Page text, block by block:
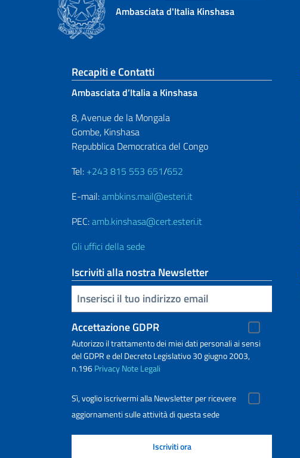
Ambasciata d'Italia Kinshasa
Sezione footer
Recapiti e Contatti
Ambasciata d’Italia a Kinshasa
8, Avenue de la Mongala
Gombe, Kinshasa
Repubblica Democratica del Congo
Tel: +243 815 553 651/652
E-mail:ambkins.mail@esteri.it
PEC:amb.kinshasa@cert.esteri.it
Gli uffici della sede
Iscriviti alla nostra Newsletter
Inserisci la tua email
Accettazione GDPR
Autorizzo il trattamento dei miei dati personali ai sensi
del GDPR e del Decreto Legislativo 30 giugno 2003,
n.196PrivacyNote Legali
Sì, voglio iscrivermi alla Newsletter per ricevere
aggiornamenti sulle attività di questa sede